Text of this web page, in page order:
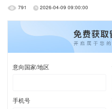
新加坡
马来西亚
791 2026-04-09 09:00:00